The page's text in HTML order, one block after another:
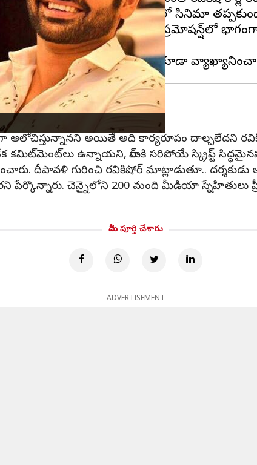
త్రివిక్రమ్, రామ్ పోతినేని కాంబోలో సినిమా తప్పకుండా
11న రిలీజ్ అవుతోంది. ఈ సినిమా ప్రమోషన్ష్‌లో
అయితే అది కార్యరూపం దాల్చలేదని
అనేక కమిట్‌మెంట్‌లు ఉన్నాయని, రామ్‌కి సరిపోయే స్క్రిప్ట్
దీపావళి గురించి రవికిషోర్ మాట్లాడుతూ..
పేర్కొన్నారు. చెన్నైలోని 200 మంది మీడియా స్నేహితులు
మీరు పూర్తి చేశారు
ADVERTISEMENT